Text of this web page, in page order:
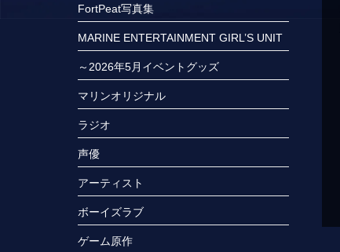
FortPeat写真集
MARINE ENTERTAINMENT GIRL’S UNIT
～2026年5月イベントグッズ
マリンオリジナル
ラジオ
声優
アーティスト
ボーイズラブ
ゲーム原作